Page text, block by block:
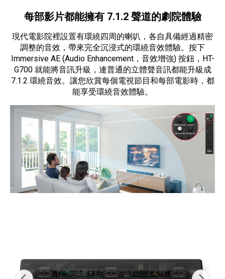
每部影片都能擁有 7.1.2 聲道的劇院體驗
現代電影院裡設置有環繞四周的喇叭，各自具備經過精密
調整的音效，帶來完全沉浸式的環繞音效體驗。按下
Immersive AE (Audio Enhancement，音效增強) 按鈕，HT-
G700 就能將音訊升級，連普通的立體聲音訊都能升級成
7.1.2 環繞音效。讓您欣賞每個電視節目和每部電影時，都
能享受環繞音效體驗。